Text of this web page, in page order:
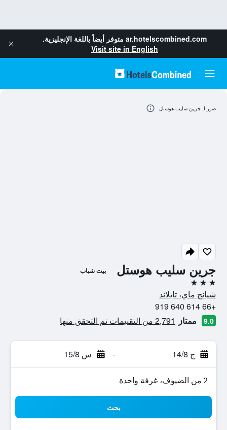
ar.hotelscombined.com متوفر أيضاً باللغة الإنجليزية.
Visit site in English
جرين سليب هوستل بيت شباب
3 نجوم
شيانج ماي، تايلاند
+66 614 640 919
9.0 ممتاز 2,791 من التقييمات تم التحقق منها
ج 14/8 - س 15/8
2 من الضيوف، غرفة واحدة
بحث
صور لـ جرين سليب هوستل